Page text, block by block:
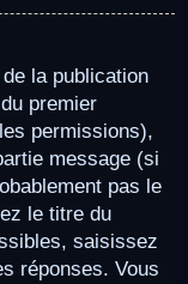
la publication
premier
permissions),
message (si
pas le
le titre du
saisissez
réponses. Vous